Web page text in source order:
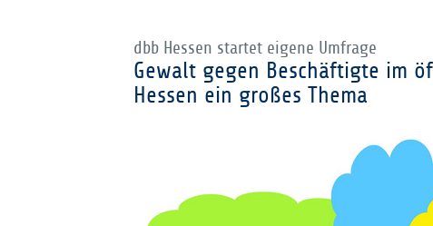
dbb Hessen startet eigene Umfrage
Gewalt gegen Beschäftigte im
Hessen ein großes Thema